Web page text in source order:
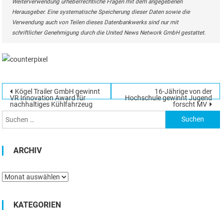
Weiterverwendung urheberrechtliche Fragen mit dem angegebenen
Herausgeber. Eine systematische Speicherung dieser Daten sowie die
Verwendung auch von Teilen dieses Datenbankwerks sind nur mit
schriftlicher Genehmigung durch die United News Network GmbH gestattet.
Beitragsnavigation
Kögel Trailer GmbH gewinnt
VR Innovation Award für
nachhaltiges Kühlfahrzeug
16-Jährige von der
Hochschule gewinnt Jugend
forscht MV
Suchen
ARCHIV
Archiv
KATEGORIEN